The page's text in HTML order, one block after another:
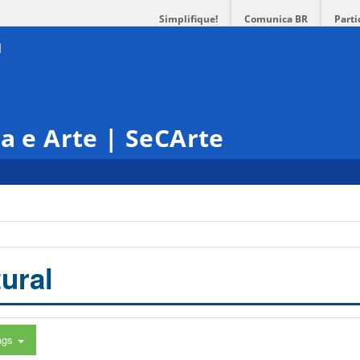
Simplifique! Comunica BR
e Arte | SeCArte